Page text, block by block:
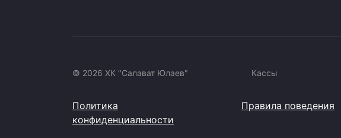
© 2026 ХК "Салават Юлаев" Кассы
Политика
конфиденциальности
Правила поведения